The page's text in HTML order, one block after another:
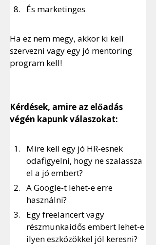
És marketinges
Ha ez nem megy, akkor ki kell
szervezni vagy egy jó mentoring
program kell!
Kérdések, amire az előadás
végén kapunk válaszokat:
Mire kell egy jó HR-esnek
odafigyelni, hogy ne szalassza
el a jó embert?
A Google-t lehet-e erre
használni?
Egy freelancert vagy
részmunkaidős embert lehet-e
ilyen eszközökkel jól keresni?